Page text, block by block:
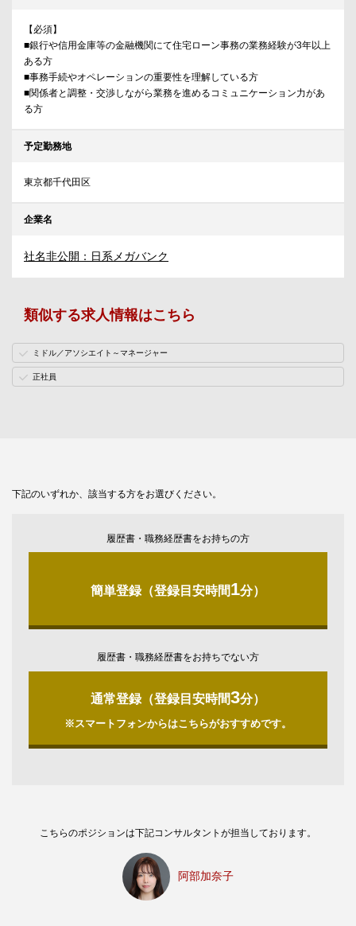
【必須】
■銀行や信用金庫等の金融機関にて住宅ローン事務の業務経験が3年以上
ある方
■事務手続やオペレーションの重要性を理解している方
■関係者と調整・交渉しながら業務を進めるコミュニケーション力があ
る方
予定勤務地
東京都千代田区
企業名
社名非公開：日系メガバンク
類似する求人情報はこちら
ミドル／アソシエイト～マネージャー
正社員
下記のいずれか、該当する方をお選びください。
履歴書・職務経歴書をお持ちの方
簡単登録（登録目安時間1分）
履歴書・職務経歴書をお持ちでない方
通常登録（登録目安時間3分）
※スマートフォンからはこちらがおすすめです。
こちらのポジションは下記コンサルタントが担当しております。
阿部加奈子